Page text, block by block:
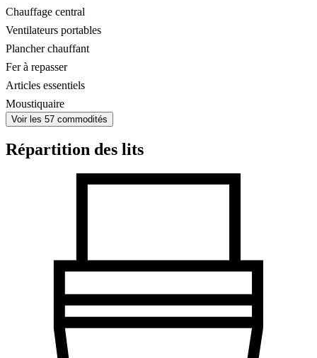
Chauffage central
Ventilateurs portables
Plancher chauffant
Fer à repasser
Articles essentiels
Moustiquaire
Voir les 57 commodités
Répartition des lits